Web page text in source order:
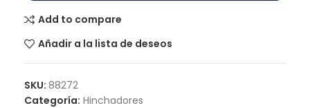
Add to compare
Añadir a la lista de deseos
SKU: 88272
Categoría: Hinchadores